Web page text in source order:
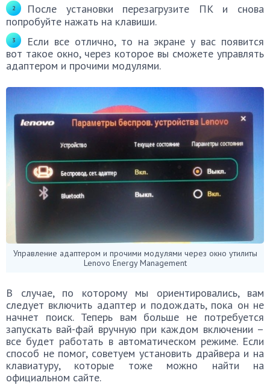
После установки перезагрузите ПК и снова
попробуйте нажать на клавиши.
Если все отлично, то на экране у вас появится
вот такое окно, через которое вы сможете управлять
адаптером и прочими модулями.
Управление адаптером и прочими модулями через окно утилиты
Lenovo Energy Management
В случае, по которому мы ориентировались, вам
следует включить адаптер и подождать, пока он не
начнет поиск. Теперь вам больше не потребуется
запускать вай-фай вручную при каждом включении –
все будет работать в автоматическом режиме. Если
способ не помог, советуем установить драйвера и на
клавиатуру, которые тоже можно найти на
официальном сайте.